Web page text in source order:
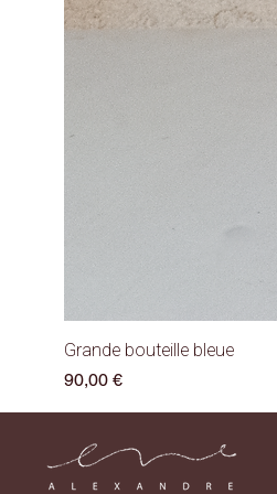
Grande bouteille bleue
Prix
90,00 €